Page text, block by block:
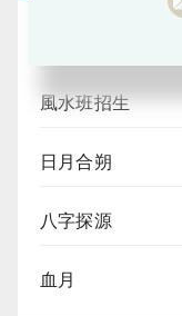
風水班招生
日月合朔
八字探源
血月